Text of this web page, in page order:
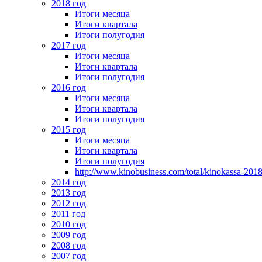
2018 год
Итоги месяца
Итоги квартала
Итоги полугодия
2017 год
Итоги месяца
Итоги квартала
Итоги полугодия
2016 год
Итоги месяца
Итоги квартала
Итоги полугодия
2015 год
Итоги месяца
Итоги квартала
Итоги полугодия
http://www.kinobusiness.com/total/kinokassa-
2014 год
2013 год
2012 год
2011 год
2010 год
2009 год
2008 год
2007 год